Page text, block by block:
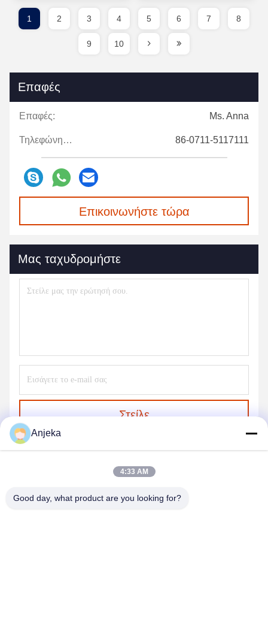
1 2 3 4 5 6 7 8
9 10
Επαφές
Επαφές: Ms. Anna
Τηλεφώνημα: 86-0711-5117111
Επικοινωνήστε τώρα
Μας ταχυδρομήστε
Στείλε
Anjeka
4:33 AM
Good day, what product are you looking for?